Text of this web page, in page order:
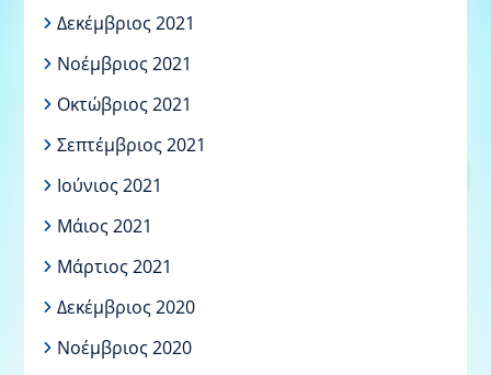
Δεκέμβριος 2021
Νοέμβριος 2021
Οκτώβριος 2021
Σεπτέμβριος 2021
Ιούνιος 2021
Μάιος 2021
Μάρτιος 2021
Δεκέμβριος 2020
Νοέμβριος 2020